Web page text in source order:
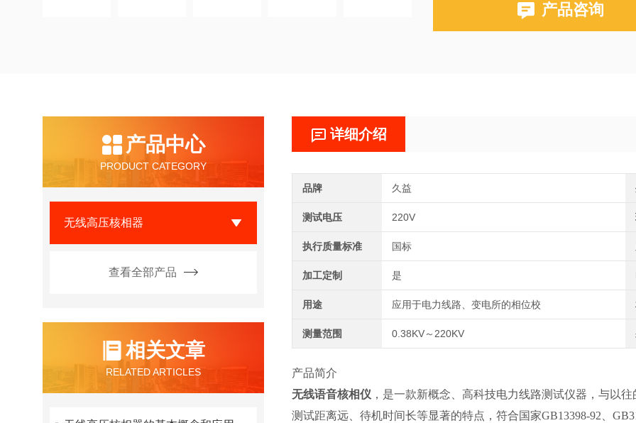
产品咨询
产品中心
PRODUCT CATEGORY
无线高压核相器
查看全部产品
相关文章
RELATED ARTICLES
详细介绍
品牌 久益
测试电压 220V
执行质量标准 国标
加工定制 是
用途 应用于电力线路、变电所的相位校
测量范围 0.38KV～220KV
产品简介
无线语音核相仪 ，是一款新概念、高科技电力线路测试仪器，与以
测试距离远、待机时间长等显著的特点，符合国家GB13398-92、